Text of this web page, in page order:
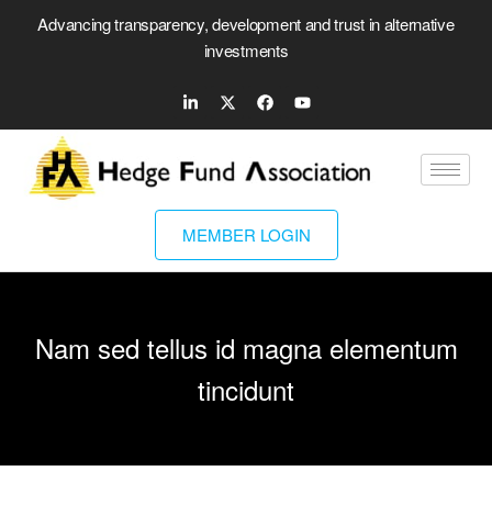
Advancing transparency, development and trust in alternative
investments
MEMBER LOGIN
Nam sed tellus id magna elementum
tincidunt